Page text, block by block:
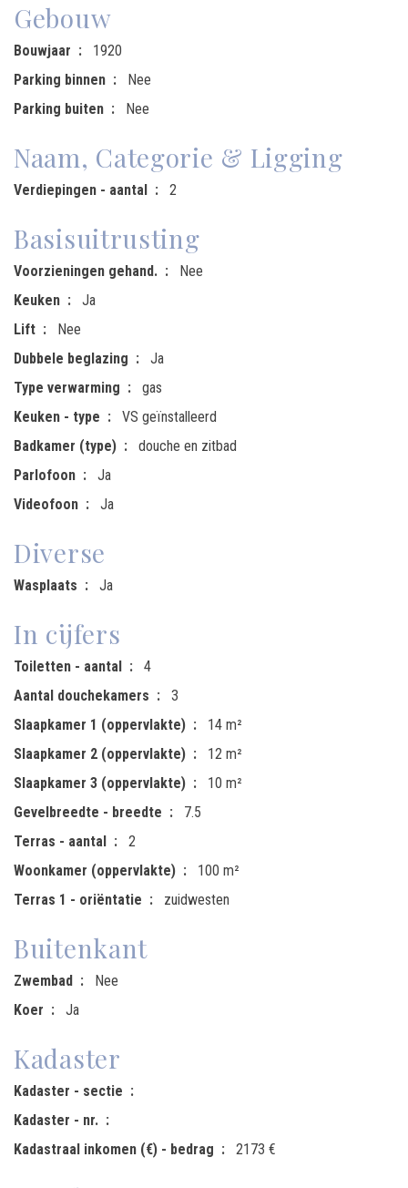
Gebouw
Bouwjaar
1920
Parking binnen
Nee
Parking buiten
Nee
Naam, Categorie & Ligging
Verdiepingen - aantal 2
Basisuitrusting
Voorzieningen gehand.
Nee
Keuken
Ja
Lift
Nee
Dubbele beglazing
Ja
Type verwarming
gas
Keuken - type
VS geïnstalleerd
Badkamer (type)
douche en zitbad
Parlofoon
Ja
Videofoon
Ja
Diverse
Wasplaats Ja
In cijfers
Toiletten - aantal
4
Aantal douchekamers
3
Slaapkamer 1 (oppervlakte)
14 m²
Slaapkamer 2 (oppervlakte)
12 m²
Slaapkamer 3 (oppervlakte)
10 m²
Gevelbreedte - breedte
7.5
Terras - aantal
2
Woonkamer (oppervlakte)
100 m²
Terras 1 - oriëntatie
zuidwesten
Buitenkant
Zwembad
Nee
Koer
Ja
Kadaster
Kadaster - sectie
Kadaster - nr.
Kadastraal inkomen (€) - bedrag
2173 €